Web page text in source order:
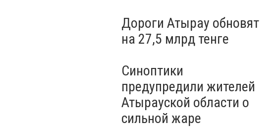
Дороги Атырау обновят
на 27,5 млрд тенге
Синоптики
предупредили жителей
Атырауской области о
сильной жаре